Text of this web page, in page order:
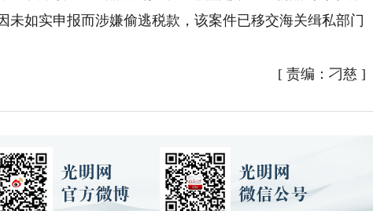
未如实申报而涉嫌偷逃税款，该案件已移交海关缉私部门
[ 责编：刁慈 ]